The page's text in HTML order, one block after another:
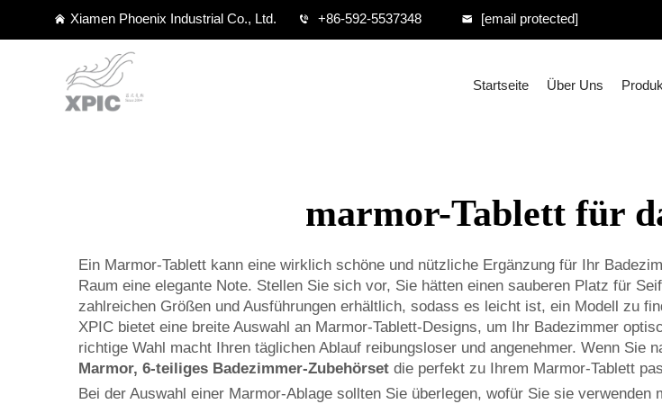
Xiamen Phoenix Industrial Co., Ltd. +86-592-5537348 [email protected]
Startseite Über Uns
marmor-Tablett für
Ein Marmor-Tablett kann eine wirklich schöne und nützliche Ergänzung für Ihr
Raum eine elegante Note. Stellen Sie sich vor, Sie hätten einen sauberen Platz für
zahlreichen Größen und Ausführungen erhältlich, sodass es leicht ist, ein Modell zu
XPIC bietet eine breite Auswahl an Marmor-Tablett-Designs, um Ihr Badezimmer
richtige Wahl macht Ihren täglichen Ablauf reibungsloser und angenehmer. Wenn Sie
Marmor, 6-teiliges Badezimmer-Zubehörset die perfekt zu Ihrem Marmor-Tablett
Bei der Auswahl einer Marmor-Ablage sollten Sie überlegen, wofür Sie sie